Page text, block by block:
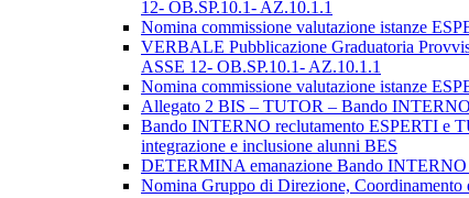
12- OB.SP.10.1- AZ.10.1.1
Nomina commissione valutazione istanze
VERBALE Pubblicazione Graduatoria
ASSE 12- OB.SP.10.1- AZ.10.1.1
Nomina commissione valutazione istanze
Allegato 2 BIS – TUTOR – Bando
Bando INTERNO reclutamento ESPERTI e
integrazione e inclusione alunni BES
DETERMINA emanazione Bando
Nomina Gruppo di Direzione,